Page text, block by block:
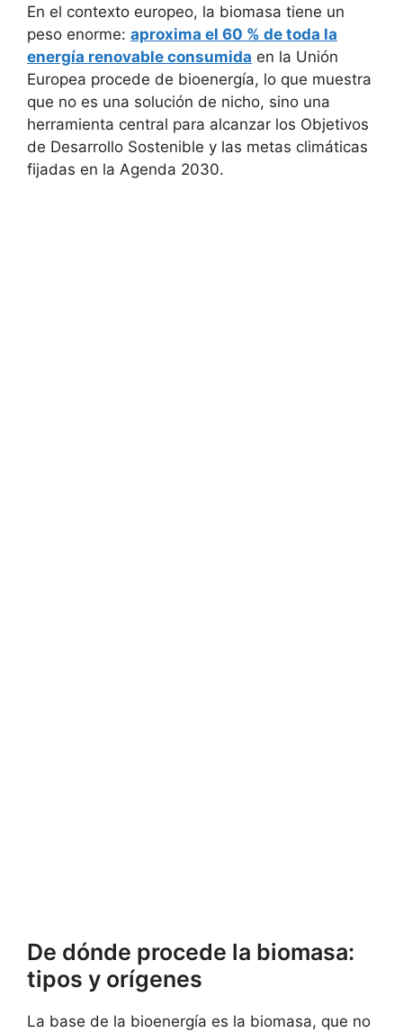
En el contexto europeo, la biomasa tiene un
peso enorme: aproxima el 60 % de toda la
energía renovable consumida en la Unión
Europea procede de bioenergía, lo que muestra
que no es una solución de nicho, sino una
herramienta central para alcanzar los Objetivos
de Desarrollo Sostenible y las metas climáticas
fijadas en la Agenda 2030.
De dónde procede la biomasa:
tipos y orígenes
La base de la bioenergía es la biomasa, que no